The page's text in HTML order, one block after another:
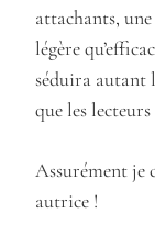
attachants,
légère
séduira autant
que les
Assurément je
autrice !